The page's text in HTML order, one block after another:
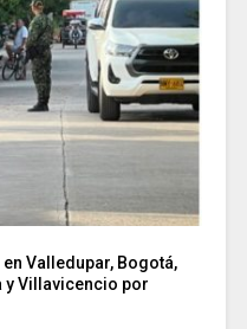
Valledupar, Bogotá,
y Villavicencio por